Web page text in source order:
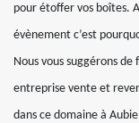
pour étoffer vos boîtes.
évènement c’est
Nous vous suggérons
entreprise vente et
dans ce domaine à